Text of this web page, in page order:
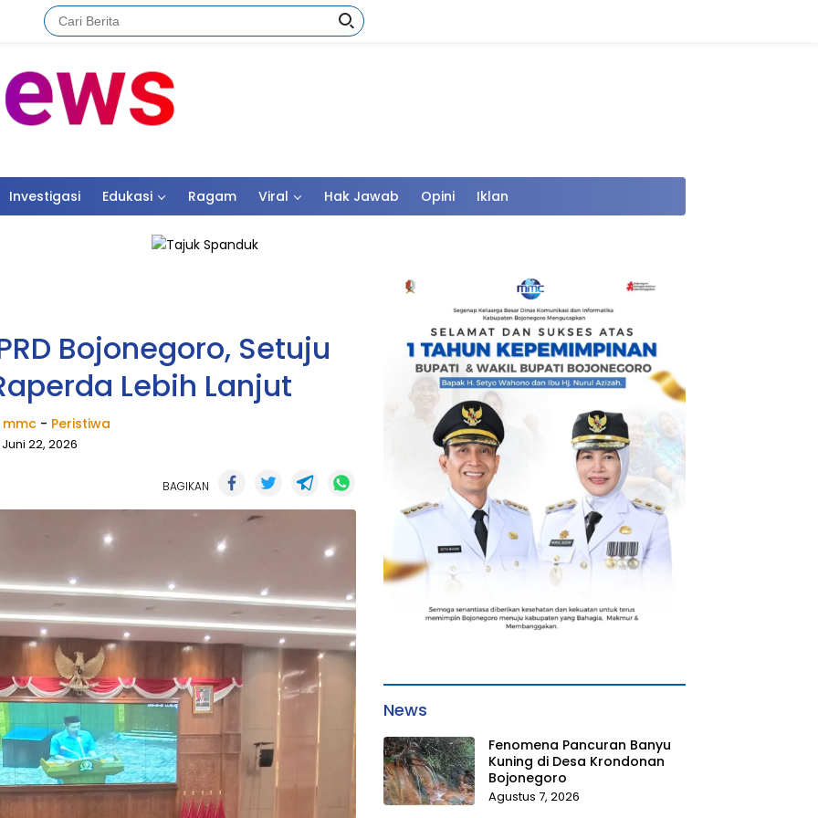
Investigasi Edukasi Ragam Viral Hak Jawab Opini Iklan
Bojonegoro, Setuju
Lebih Lanjut
mmc - Peristiwa
Juni 22, 2026
BAGIKAN
News
Fenomena Pancuran Banyu
Kuning di Desa Krondonan
Bojonegoro
Agustus 7, 2026